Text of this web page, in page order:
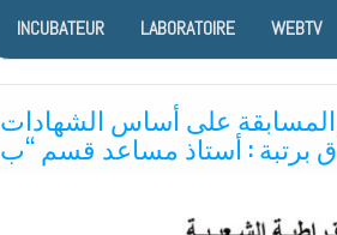
INCUBATEUR LABORATOIRE WEBTV
المسابقة على أساس الشهادات